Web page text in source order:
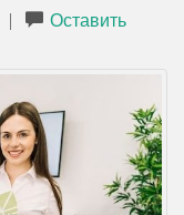
|
Оставить